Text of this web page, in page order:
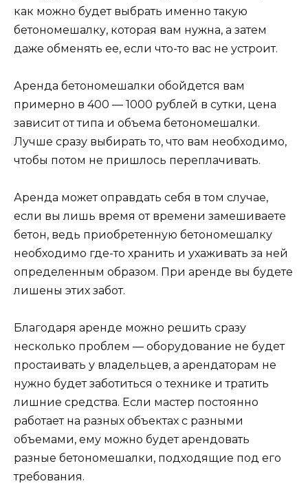
как можно будет выбрать именно такую
бетономешалку, которая вам нужна, а затем
даже обменять ее, если что-то вас не устроит.
Аренда бетономешалки обойдется вам
примерно в 400 — 1000 рублей в сутки, цена
зависит от типа и объема бетономешалки.
Лучше сразу выбирать то, что вам необходимо,
чтобы потом не пришлось переплачивать.
Аренда может оправдать себя в том случае,
если вы лишь время от времени замешиваете
бетон, ведь приобретенную бетономешалку
необходимо где-то хранить и ухаживать за ней
определенным образом. При аренде вы будете
лишены этих забот.
Благодаря аренде можно решить сразу
несколько проблем — оборудование не будет
простаивать у владельцев, а арендаторам не
нужно будет заботиться о технике и тратить
лишние средства. Если мастер постоянно
работает на разных объектах с разными
объемами, ему можно будет арендовать
разные бетономешалки, подходящие под его
требования.